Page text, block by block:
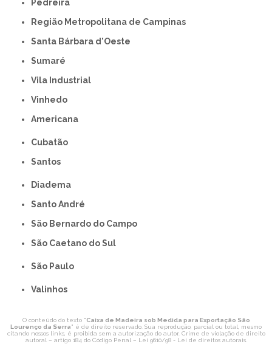
Pedreira
Região Metropolitana de Campinas
Santa Bárbara d'Oeste
Sumaré
Vila Industrial
Vinhedo
americana
Cubatão
Santos
Diadema
Santo André
São Bernardo do Campo
São Caetano do Sul
São Paulo
Valinhos
O conteúdo do texto "Caixa de Madeira sob Medida para Exportação São
Lourenço da Serra" é de direito reservado. Sua reprodução, parcial ou total, mesmo
citando nossos links, é proibida sem a autorização do autor. Crime de violação de direito
autoral – artigo 184 do Código Penal – Lei 9610/98 - Lei de direitos autorais.